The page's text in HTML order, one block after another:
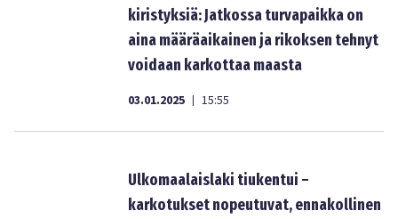
kiristyksiä: Jatkossa turvapaikka on
aina määräaikainen ja rikoksen tehnyt
voidaan karkottaa maasta
03.01.2025 | 15:55
Ulkomaalaislaki tiukentui –
karkotukset nopeutuvat, ennakollinen